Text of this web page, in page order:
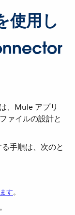
使用し
、Mule アプリ
ァイルの設計と
手順は、次のと
す​。
​。